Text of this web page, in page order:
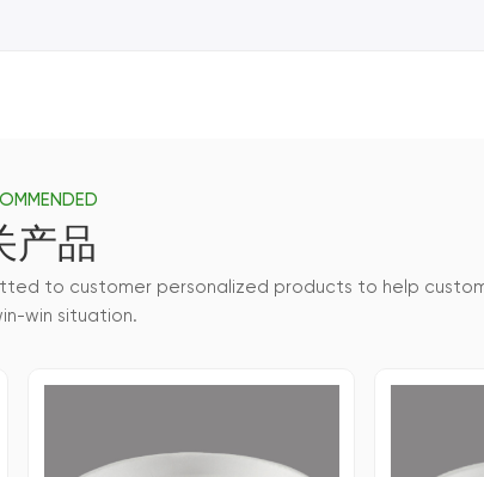
产品
to customer personalized products to help
win situation.